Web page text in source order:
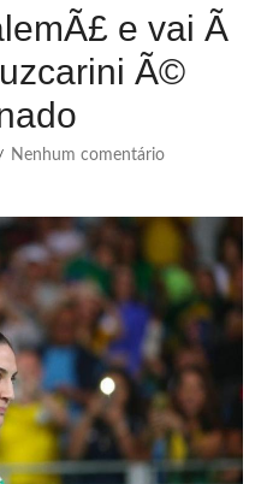
e vai Ã
Ã©
/ Nenhum comentário